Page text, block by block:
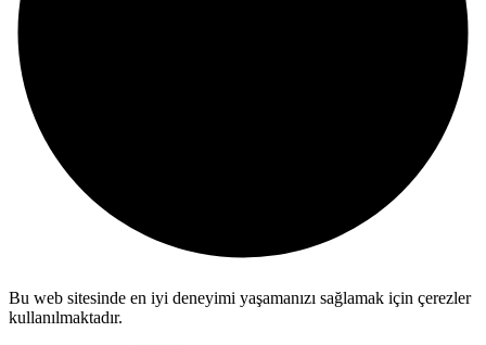
Bu web sitesinde en iyi deneyimi yaşamanızı sağlamak için çerezler
kullanılmaktadır.